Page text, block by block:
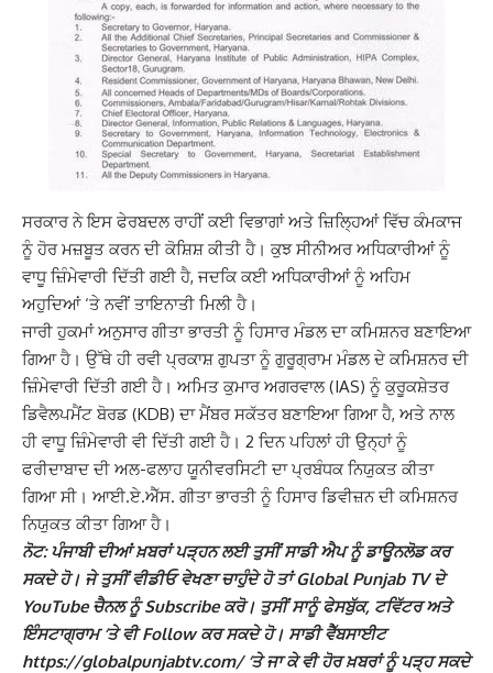
ਸਰਕਾਰ ਨੇ ਇਸ ਫੇਰਬਦਲ ਰਾਹੀਂ ਕਈ ਵਿਭਾਗਾਂ ਅਤੇ ਜ਼ਿਲ੍ਹਿਆਂ ਵਿੱਚ ਕੰਮਕਾਜ
ਨੂੰ ਹੋਰ ਮਜ਼ਬੂਤ ਕਰਨ ਦੀ ਕੋਸ਼ਿਸ਼ ਕੀਤੀ ਹੈ। ਕੁਝ ਸੀਨੀਅਰ ਅਧਿਕਾਰੀਆਂ ਨੂੰ
ਵਾਧੂ ਜ਼ਿੰਮੇਵਾਰੀ ਦਿੱਤੀ ਗਈ ਹੈ, ਜਦਕਿ ਕਈ ਅਧਿਕਾਰੀਆਂ ਨੂੰ ਅਹਿਮ
ਅਹੁਦਿਆਂ ‘ਤੇ ਨਵੀਂ ਤਾਇਨਾਤੀ ਮਿਲੀ ਹੈ।
ਜਾਰੀ ਹੁਕਮਾਂ ਅਨੁਸਾਰ ਗੀਤਾ ਭਾਰਤੀ ਨੂੰ ਹਿਸਾਰ ਮੰਡਲ ਦਾ ਕਮਿਸ਼ਨਰ ਬਣਾਇਆ
ਗਿਆ ਹੈ। ਉੱਥੇ ਹੀ ਰਵੀ ਪ੍ਰਕਾਸ਼ ਗੁਪਤਾ ਨੂੰ ਗੁਰੂਗ੍ਰਾਮ ਮੰਡਲ ਦੇ ਕਮਿਸ਼ਨਰ ਦੀ
ਜ਼ਿੰਮੇਵਾਰੀ ਦਿੱਤੀ ਗਈ ਹੈ। ਅਮਿਤ ਕੁਮਾਰ ਅਗਰਵਾਲ (IAS) ਨੂੰ ਕੁਰੂਕਸ਼ੇਤਰ
ਡਿਵੈਲਪਮੈਂਟ ਬੋਰਡ (KDB) ਦਾ ਮੈਂਬਰ ਸਕੱਤਰ ਬਣਾਇਆ ਗਿਆ ਹੈ, ਅਤੇ ਨਾਲ
ਹੀ ਵਾਧੂ ਜ਼ਿੰਮੇਵਾਰੀ ਵੀ ਦਿੱਤੀ ਗਈ ਹੈ। 2 ਦਿਨ ਪਹਿਲਾਂ ਹੀ ਉਨ੍ਹਾਂ ਨੂੰ
ਫਰੀਦਾਬਾਦ ਦੀ ਅਲ-ਫਲਾਹ ਯੂਨੀਵਰਸਿਟੀ ਦਾ ਪ੍ਰਬੰਧਕ ਨਿਯੁਕਤ ਕੀਤਾ
ਗਿਆ ਸੀ। ਆਈ.ਏ.ਐੱਸ. ਗੀਤਾ ਭਾਰਤੀ ਨੂੰ ਹਿਸਾਰ ਡਿਵੀਜ਼ਨ ਦੀ ਕਮਿਸ਼ਨਰ
ਨਿਯੁਕਤ ਕੀਤਾ ਗਿਆ ਹੈ।
ਨੋਟ: ਪੰਜਾਬੀ ਦੀਆਂ ਖ਼ਬਰਾਂ ਪੜ੍ਹਨ ਲਈ ਤੁਸੀਂ ਸਾਡੀ ਐਪ ਨੂੰ ਡਾਊਨਲੋਡ ਕਰ
ਸਕਦੇ ਹੋ। ਜੇ ਤੁਸੀਂ ਵੀਡੀਓ ਵੇਖਣਾ ਚਾਹੁੰਦੇ ਹੋ ਤਾਂ Global Punjab TV ਦੇ
YouTube ਚੈਨਲ ਨੂੰ Subscribe ਕਰੋ। ਤੁਸੀਂ ਸਾਨੂੰ ਫੇਸਬੁੱਕ, ਟਵਿੱਟਰ ਅਤੇ
ਇੰਸਟਾਗ੍ਰਾਮ ‘ਤੇ ਵੀ Follow ਕਰ ਸਕਦੇ ਹੋ। ਸਾਡੀ ਵੈੱਬਸਾਈਟ
https://globalpunjabtv.com/ ‘ਤੇ ਜਾ ਕੇ ਵੀ ਹੋਰ ਖ਼ਬਰਾਂ ਨੂੰ ਪੜ੍ਹ ਸਕਦੇ